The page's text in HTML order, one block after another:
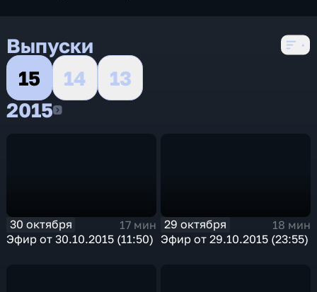
Выпуски
15
14
13
20152015
30 октября
17 мин
Эфир от 30.10.2015 (11:50)
29 октября
18 мин
Эфир от 29.10.2015 (23:55)